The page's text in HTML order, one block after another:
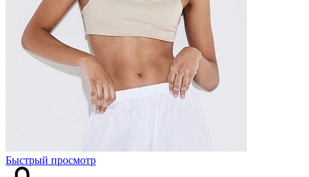
Быстрый просмотр